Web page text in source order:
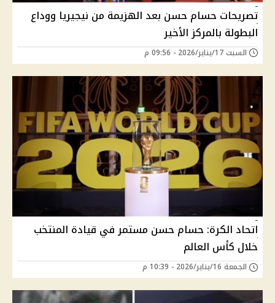
تصريحات حسام حسن بعد الهزيمة من نيجيريا ووداع
البطولة بالمركز الأخير
السبت 17/يناير/2026 - 09:56 م
اتحاد الكرة: حسام حسن مستمر في قيادة المنتخب
خلال كأس العالم
الجمعة 16/يناير/2026 - 10:39 م